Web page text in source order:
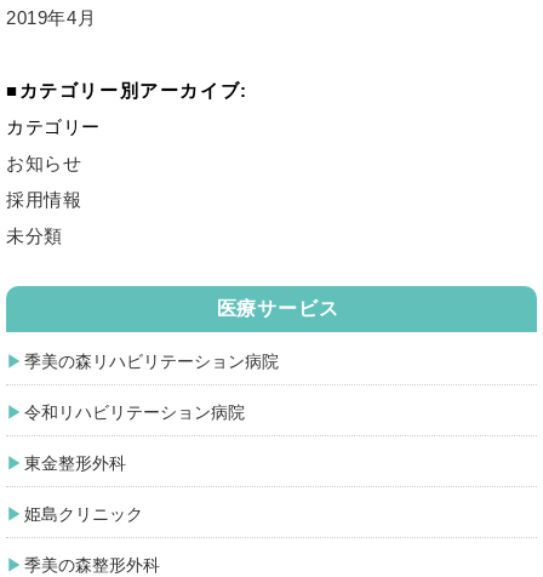
2019年4月
カテゴリー別アーカイブ:
カテゴリー
お知らせ
採用情報
未分類
医療サービス
季美の森リハビリテーション病院
令和リハビリテーション病院
東金整形外科
姫島クリニック
季美の森整形外科